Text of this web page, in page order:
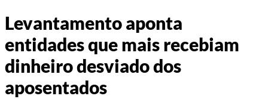
Levantamento aponta
entidades que mais recebiam
dinheiro desviado dos
aposentados